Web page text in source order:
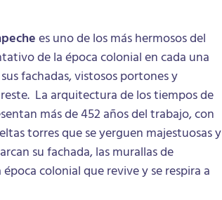
es uno de los más hermosos del
de la época colonial en cada una
fachadas, vistosos portones y
La arquitectura de los tiempos de
más de 452 años del trabajo, con
torres que se yerguen majestuosas y
su fachada, las murallas de
colonial que revive y se respira a